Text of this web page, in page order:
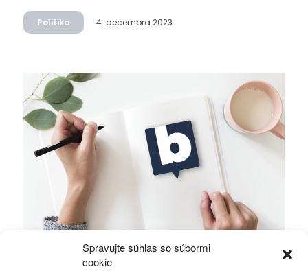
Spravujte súhlas so súbormi
cookie
Politika 4. decembra 2023
Ficova vláda a médiá…